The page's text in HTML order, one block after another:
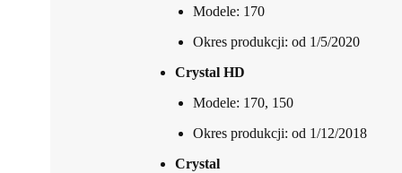
Modele: 170
Okres produkcji: od 1/5/2020
Crystal HD
Modele: 170, 150
Okres produkcji: od 1/12/2018
Crystal